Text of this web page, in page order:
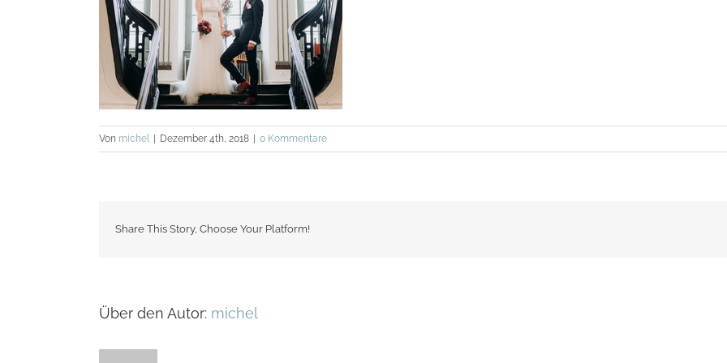
Von michel | Dezember 4th, 2018 | 0 Kommentare
Share This Story, Choose Your Platform!
Über den Autor: michel